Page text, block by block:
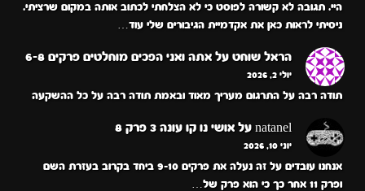
היי. תגובה לא קשורה לפוסט כי לא הצלחתי לכתוב אותה במקום שרציתי.
ניסיתי לראות כאן את אקדמיית הגיבורים שלי עוד…
הראל שוחט על אתה ואני הפכים מוחלטים פרקים 6-8
יולי 2, 2026
תודה רבה על התרגום מעריך מאוד ובאמת תודה רבה על כל ההשקעה
natanel על אושי נו קו עונה 3 פרק 8
יוני 10, 2026
אנחנו עובדים על זה נעלה את פרקים 9-10 ביחד בקרוב בעזרת השם
ופרק 11 אחר כך כי הוא פרק של…